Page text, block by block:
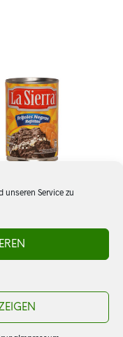
unseren Service zu